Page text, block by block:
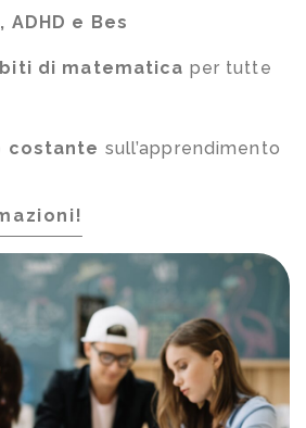
ADHD e Bes
di matematica per tutte
costante sull’apprendimento